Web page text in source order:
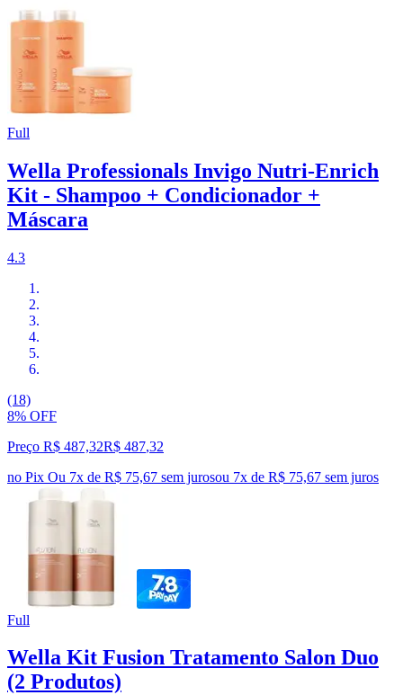
Full
Wella Professionals Invigo Nutri-Enrich
Kit - Shampoo + Condicionador +
Máscara
4.3
(18)
8% OFF
Preço R$ 487,32R$ 487,32
no Pix Ou 7x de R$ 75,67 sem jurosou 7x de R$ 75,67 sem juros
Full
Wella Kit Fusion Tratamento Salon Duo
(2 Produtos)